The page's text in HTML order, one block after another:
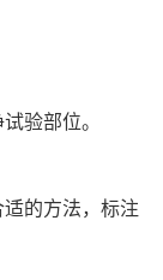
验部位。
的方法，标注